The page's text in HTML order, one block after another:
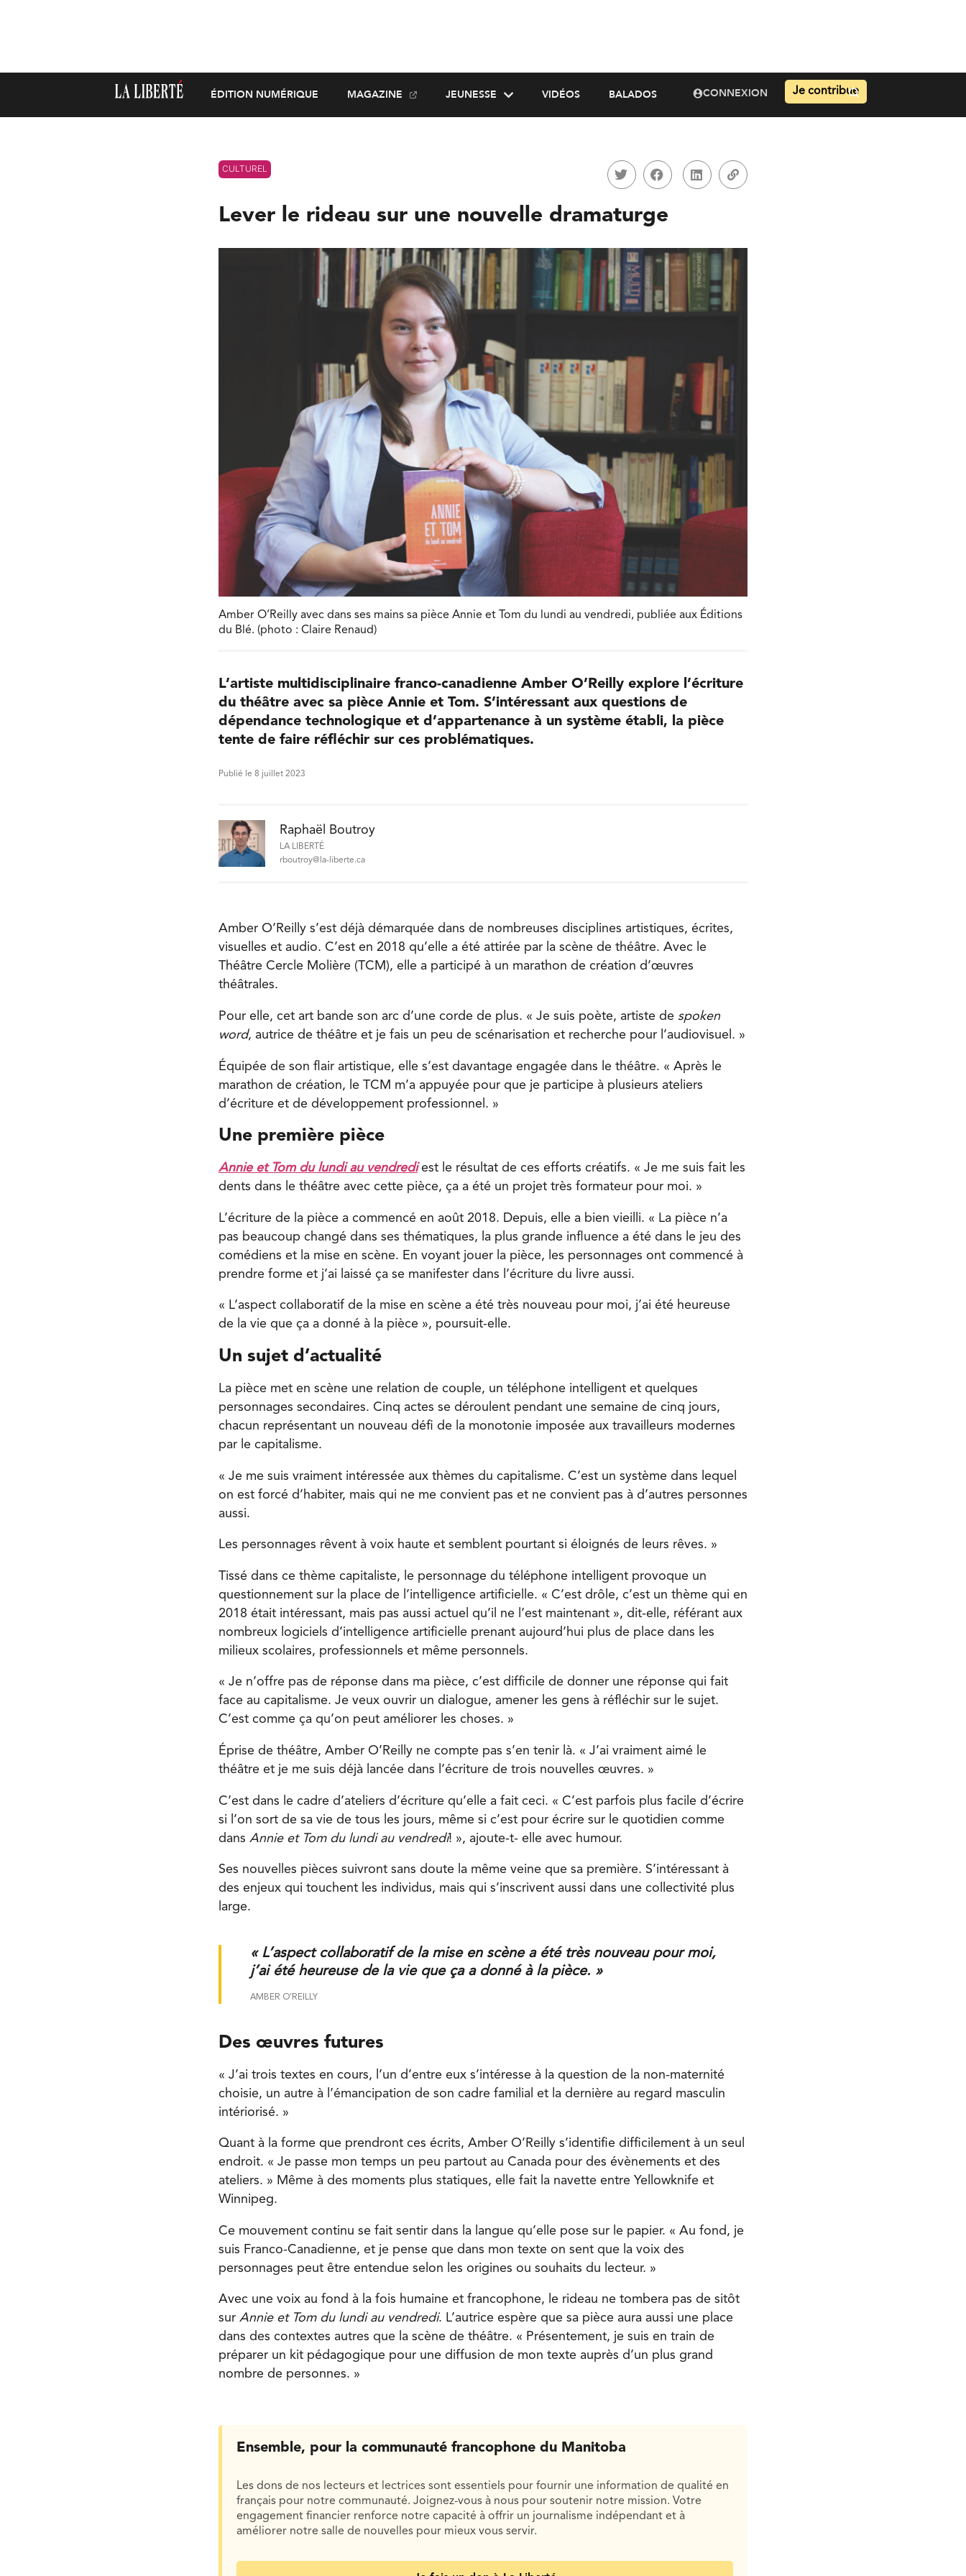
ÉDITION NUMÉRIQUE MAGAZINE JEUNESSE VIDÉOS BALADOS CONNEXION Je contribue
CULTUREL
Lever le rideau sur une nouvelle dramaturge
Amber O’Reilly avec dans ses mains sa pièce Annie et Tom du lundi au vendredi, publiée aux Éditions
du Blé. (photo : Claire Renaud)
L’artiste multidisciplinaire franco-canadienne Amber O’Reilly explore l’écriture
du théâtre avec sa pièce Annie et Tom. S’intéressant aux questions de
dépendance technologique et d’appartenance à un système établi, la pièce
tente de faire réfléchir sur ces problématiques.
Publié le 8 juillet 2023
Raphaël Boutroy
LA LIBERTÉ
rboutroy@la-liberte.ca
Amber O’Reilly s’est déjà démarquée dans de nombreuses disciplines artistiques, écrites,
visuelles et audio. C’est en 2018 qu’elle a été attirée par la scène de théâtre. Avec le
Théâtre Cercle Molière (TCM), elle a participé à un marathon de création d’œuvres
théâtrales.
Pour elle, cet art bande son arc d’une corde de plus. « Je suis poète, artiste de spoken
word, autrice de théâtre et je fais un peu de scénarisation et recherche pour l’audiovisuel. »
Équipée de son flair artistique, elle s’est davantage engagée dans le théâtre. « Après le
marathon de création, le TCM m’a appuyée pour que je participe à plusieurs ateliers
d’écriture et de développement professionnel. »
Une première pièce
Annie et Tom du lundi au vendredi est le résultat de ces efforts créatifs. « Je me suis fait les
dents dans le théâtre avec cette pièce, ça a été un projet très formateur pour moi. »
L’écriture de la pièce a commencé en août 2018. Depuis, elle a bien vieilli. « La pièce n’a
pas beaucoup changé dans ses thématiques, la plus grande influence a été dans le jeu des
comédiens et la mise en scène. En voyant jouer la pièce, les personnages ont commencé à
prendre forme et j’ai laissé ça se manifester dans l’écriture du livre aussi.
« L’aspect collaboratif de la mise en scène a été très nouveau pour moi, j’ai été heureuse
de la vie que ça a donné à la pièce », poursuit-elle.
Un sujet d’actualité
La pièce met en scène une relation de couple, un téléphone intelligent et quelques
personnages secondaires. Cinq actes se déroulent pendant une semaine de cinq jours,
chacun représentant un nouveau défi de la monotonie imposée aux travailleurs modernes
par le capitalisme.
« Je me suis vraiment intéressée aux thèmes du capitalisme. C’est un système dans lequel
on est forcé d’habiter, mais qui ne me convient pas et ne convient pas à d’autres personnes
aussi.
Les personnages rêvent à voix haute et semblent pourtant si éloignés de leurs rêves. »
Tissé dans ce thème capitaliste, le personnage du téléphone intelligent provoque un
questionnement sur la place de l’intelligence artificielle. « C’est drôle, c’est un thème qui en
2018 était intéressant, mais pas aussi actuel qu’il ne l’est maintenant », dit-elle, référant aux
nombreux logiciels d’intelligence artificielle prenant aujourd’hui plus de place dans les
milieux scolaires, professionnels et même personnels.
« Je n’offre pas de réponse dans ma pièce, c’est difficile de donner une réponse qui fait
face au capitalisme. Je veux ouvrir un dialogue, amener les gens à réfléchir sur le sujet.
C’est comme ça qu’on peut améliorer les choses. »
Éprise de théâtre, Amber O’Reilly ne compte pas s’en tenir là. « J’ai vraiment aimé le
théâtre et je me suis déjà lancée dans l’écriture de trois nouvelles œuvres. »
C’est dans le cadre d’ateliers d’écriture qu’elle a fait ceci. « C’est parfois plus facile d’écrire
si l’on sort de sa vie de tous les jours, même si c’est pour écrire sur le quotidien comme
dans Annie et Tom du lundi au vendredi! », ajoute-t- elle avec humour.
Ses nouvelles pièces suivront sans doute la même veine que sa première. S’intéressant à
des enjeux qui touchent les individus, mais qui s’inscrivent aussi dans une collectivité plus
large.
« L’aspect collaboratif de la mise en scène a été très nouveau pour moi,
j’ai été heureuse de la vie que ça a donné à la pièce. »
AMBER O’REILLY
Des œuvres futures
« J’ai trois textes en cours, l’un d’entre eux s’intéresse à la question de la non-maternité
choisie, un autre à l’émancipation de son cadre familial et la dernière au regard masculin
intériorisé. »
Quant à la forme que prendront ces écrits, Amber O’Reilly s’identifie difficilement à un seul
endroit. « Je passe mon temps un peu partout au Canada pour des évènements et des
ateliers. » Même à des moments plus statiques, elle fait la navette entre Yellowknife et
Winnipeg.
Ce mouvement continu se fait sentir dans la langue qu’elle pose sur le papier. « Au fond, je
suis Franco-Canadienne, et je pense que dans mon texte on sent que la voix des
personnages peut être entendue selon les origines ou souhaits du lecteur. »
Avec une voix au fond à la fois humaine et francophone, le rideau ne tombera pas de sitôt
sur Annie et Tom du lundi au vendredi. L’autrice espère que sa pièce aura aussi une place
dans des contextes autres que la scène de théâtre. « Présentement, je suis en train de
préparer un kit pédagogique pour une diffusion de mon texte auprès d’un plus grand
nombre de personnes. »
Ensemble, pour la communauté francophone du Manitoba
Les dons de nos lecteurs et lectrices sont essentiels pour fournir une information de qualité en
français pour notre communauté. Joignez-vous à nous pour soutenir notre mission. Votre
engagement financier renforce notre capacité à offrir un journalisme indépendant et à
améliorer notre salle de nouvelles pour mieux vous servir.